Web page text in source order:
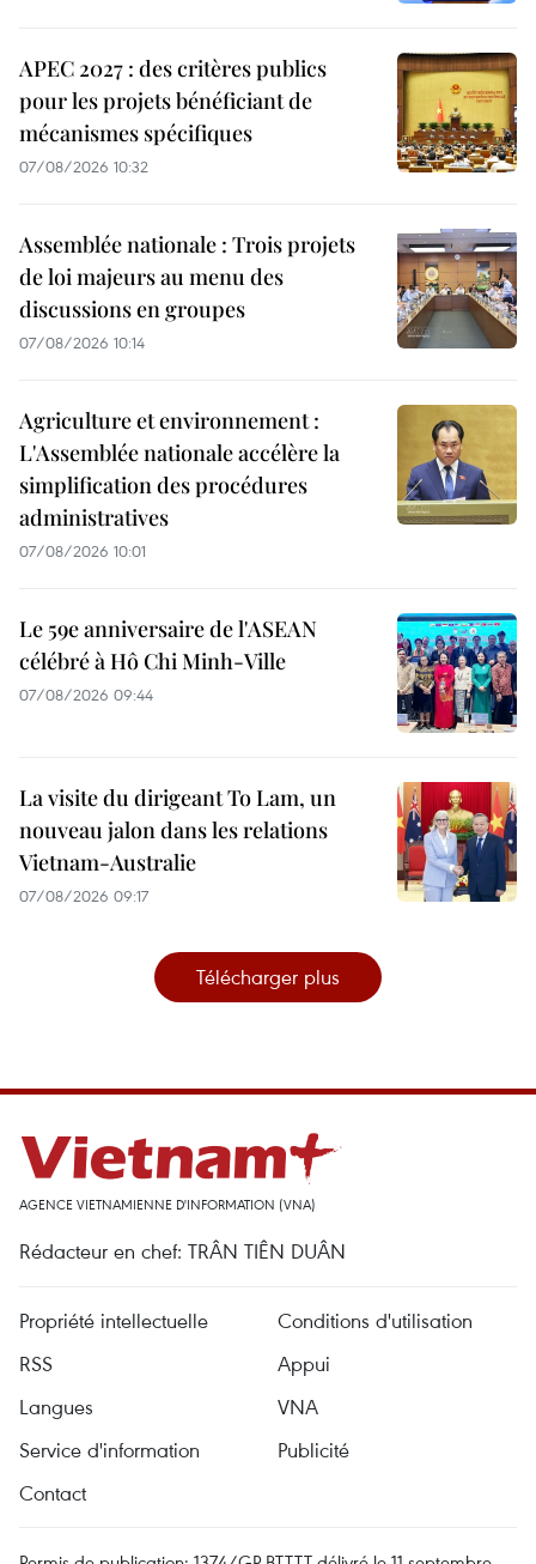
APEC 2027 : des critères publics
pour les projets bénéficiant de
mécanismes spécifiques
07/08/2026 10:32
Assemblée nationale : Trois projets
de loi majeurs au menu des
discussions en groupes
07/08/2026 10:14
Agriculture et environnement :
L'Assemblée nationale accélère la
simplification des procédures
administratives
07/08/2026 10:01
Le 59e anniversaire de l'ASEAN
célébré à Hô Chi Minh-Ville
07/08/2026 09:44
La visite du dirigeant To Lam, un
nouveau jalon dans les relations
Vietnam-Australie
07/08/2026 09:17
Télécharger plus
AGENCE VIETNAMIENNE D'INFORMATION (VNA)
Rédacteur en chef: TRÂN TIÊN DUÂN
Propriété intellectuelle
Conditions d'utilisation
RSS
Appui
Langues
VNA
Service d'information
Publicité
Contact